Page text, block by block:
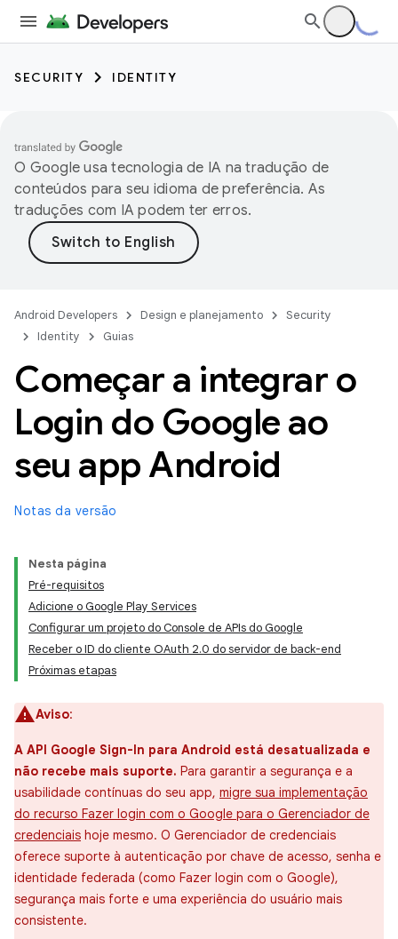
SECURITY IDENTITY
O Google usa tecnologia de IA na tradução de
conteúdos para seu idioma de preferência. As
traduções com IA podem ter erros.
Android Developers Design e planejamento
Security
Identity
Guias
Começar a integrar o
Login do Google ao
seu app Android
Notas da versão
Nesta página
Pré-requisitos
Adicione o Google Play Services
Configurar um projeto do Console de APIs do Google
Receber o ID do cliente OAuth 2.0 do servidor de back-end
Próximas etapas
Aviso:
A API Google Sign-In para Android está desatualizada e
não recebe mais suporte. Para garantir a segurança e a
usabilidade contínuas do seu app, migre sua implementação
do recurso Fazer login com o Google para o Gerenciador de
credenciais hoje mesmo. O Gerenciador de credenciais
oferece suporte à autenticação por chave de acesso, senha e
identidade federada (como Fazer login com o Google),
segurança mais forte e uma experiência do usuário mais
consistente.